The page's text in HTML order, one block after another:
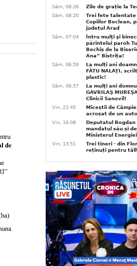
Sâm, 08:26
Zile de grație la
Sâm, 08:20
Trei fete talentate
Copiilor Beclean,
județul Arad
Sâm, 07:04
Întru mulţi şi
părintelui paroh
Bechiș de la
Ana” Bistrița!
Sâm, 06:59
La mulți ani
FĂTU NALAŢI,
plastic!
Sâm, 06:57
La mulţi ani
GAVRILAŞ
Clinicii Sanovil!
Vin, 22:45
Miceștii de
acroșat de un
Vin, 16:08
Deputatul
mandatul său și
Ministerul Energiei
Vin, 13:51
Trei tineri - din
reținuți pentru